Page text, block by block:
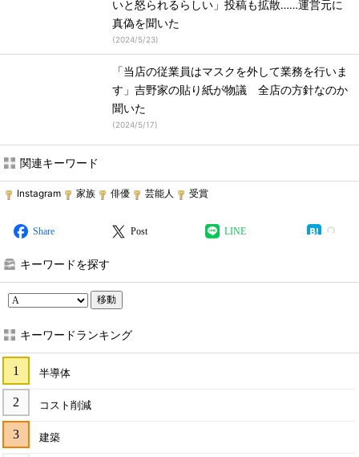
いと怒られるらしい」投稿も拡散……運営元に
真偽を聞いた
(2024/5/23)
「当店の従業員はマスクを外して業務を行いま
す」吉野家の貼り紙が物議 全店の方針なのか
聞いた
(2024/5/17)
関連キーワード
Instagram 家族 俳優 芸能人 受賞
Share Post LINE
キーワードを探す
移動
キーワードランキング
半導体
コスト削減
建築